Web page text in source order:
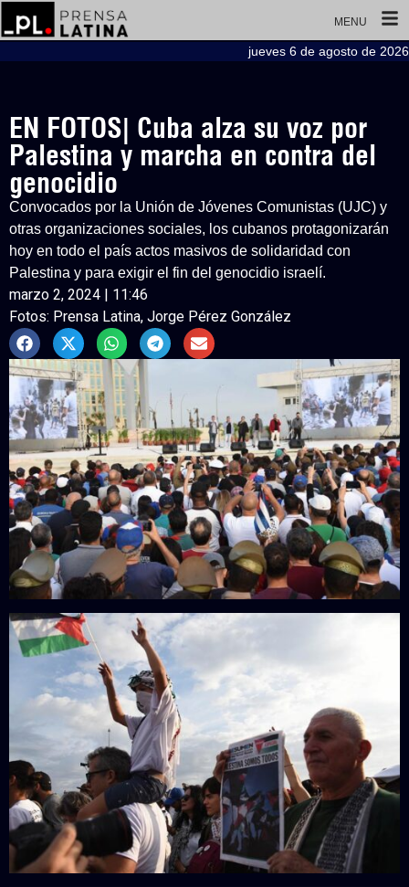
MENU
jueves 6 de agosto de 2026
EN FOTOS| Cuba alza su voz por
Palestina y marcha en contra del
genocidio
Convocados por la Unión de Jóvenes Comunistas (UJC) y
otras organizaciones sociales, los cubanos protagonizarán
hoy en todo el país actos masivos de solidaridad con
Palestina y para exigir el fin del genocidio israelí.
marzo 2, 2024 | 11:46
Fotos: Prensa Latina, Jorge Pérez González